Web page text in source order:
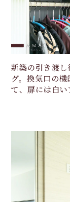
新築の引き渡
グ。換気口の
て、扉には白